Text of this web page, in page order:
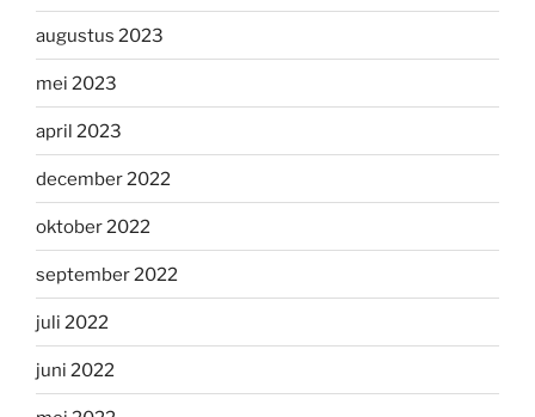
augustus 2023
mei 2023
april 2023
december 2022
oktober 2022
september 2022
juli 2022
juni 2022